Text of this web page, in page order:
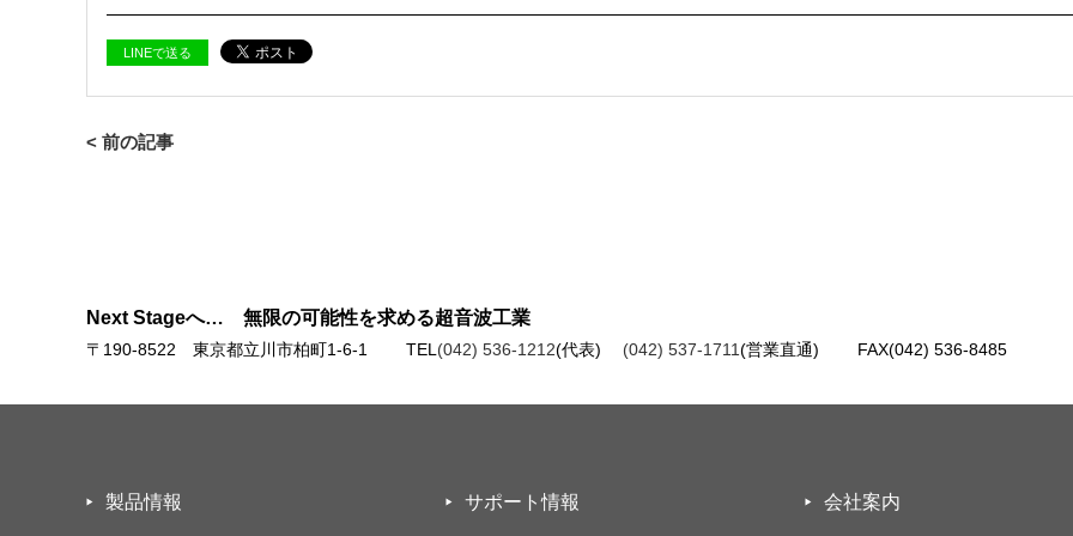
LINEで送る
< 前の記事
Next Stageへ… 無限の可能性を求める超音波工業
〒190-8522 東京都立川市柏町1-6-1 TEL (042) 536-1212(代表) (042) 537-1711(営業直通) FAX(042) 536-8485
製品情報 サポート情報 会社案内